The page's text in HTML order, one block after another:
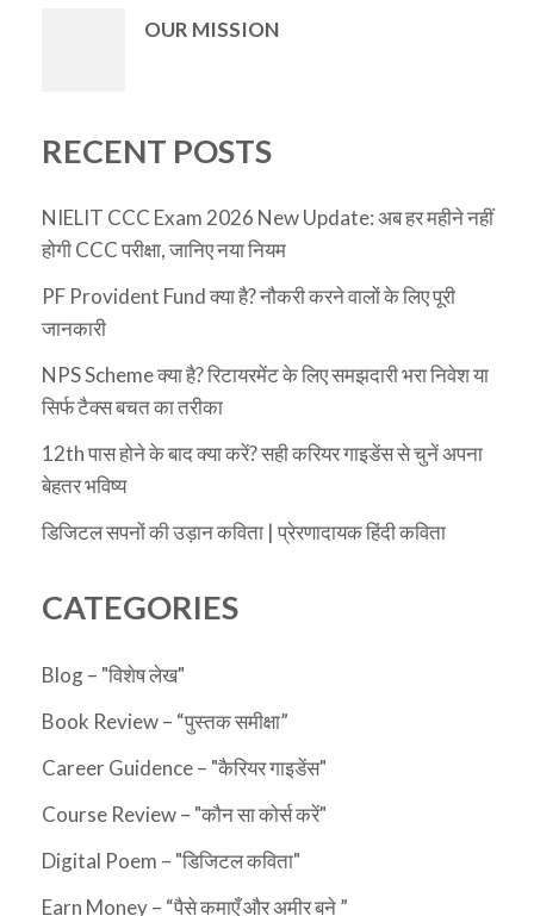
OUR MISSION
RECENT POSTS
NIELIT CCC Exam 2026 New Update: अब हर महीने नहीं
होगी CCC परीक्षा, जानिए नया नियम
PF Provident Fund क्या है? नौकरी करने वालों के लिए पूरी
जानकारी
NPS Scheme क्या है? रिटायरमेंट के लिए समझदारी भरा निवेश या
सिर्फ टैक्स बचत का तरीका
12th पास होने के बाद क्या करें? सही करियर गाइडेंस से चुनें अपना
बेहतर भविष्य
डिजिटल सपनों की उड़ान कविता | प्रेरणादायक हिंदी कविता
CATEGORIES
Blog – "विशेष लेख"
Book Review – “पुस्तक समीक्षा”
Career Guidence – "कैरियर गाइडेंस"
Course Review – "कौन सा कोर्स करें"
Digital Poem – "डिजिटल कविता"
Earn Money – “पैसे कमाएँ और अमीर बने ”